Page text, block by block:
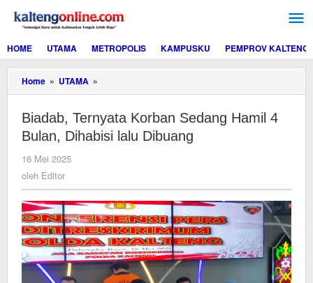
konten
HOME
UTAMA METROPOLIS KAMPUSKU PEMPROV KALTENG
Home » UTAMA »
Ternyata
Sedang
Hamil
4
Dibuang
Biadab, Ternyata Korban Sedang Hamil 4
Bulan, Dihabisi lalu Dibuang
16 Mei 2025
oleh Editor